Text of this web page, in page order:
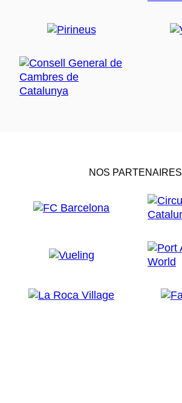
NOS PARTENAIRES